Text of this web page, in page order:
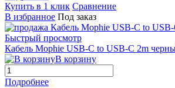
Купить в 1 клик Сравнение
В избранное Под заказ
Быстрый просмотр
Кабель Mophie USB-C to USB-C 2m
В корзину
Подробнее